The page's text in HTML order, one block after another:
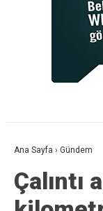
Ana Sayfa › Gündem
Çalıntı